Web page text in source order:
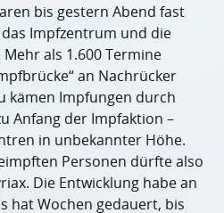
bis gestern Abend fast
Impfzentrum und die
als 1.600 Termine
an Nachrücker
kämen Impfungen durch
Anfang der Impfaktion –
in unbekannter Höhe.
Personen dürfte also
Die Entwicklung habe an
hat Wochen gedauert, bis